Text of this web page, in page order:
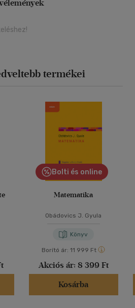
termékei
Bolti és online
Matematika
Obádovics J. Gyula
Könyv
Borító ár: 11 999 Ft
Akciós ár: 8 399 Ft
Kosárba